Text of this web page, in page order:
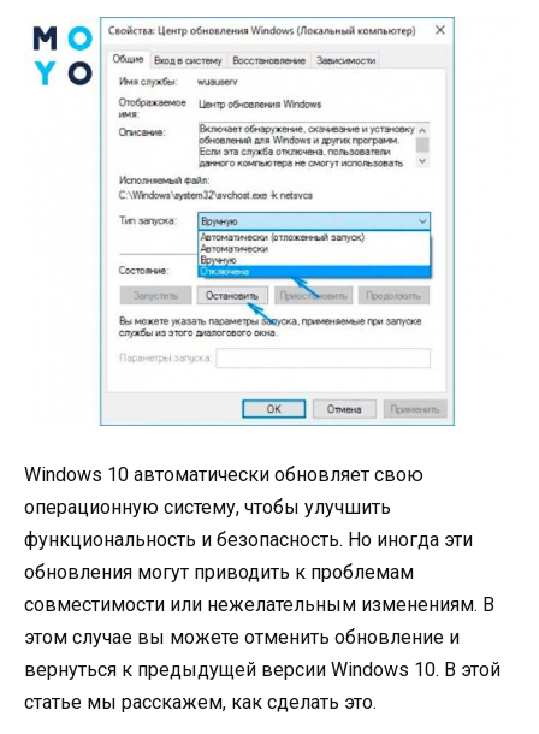
Windows 10 автоматически обновляет свою
операционную систему, чтобы улучшить
функциональность и безопасность. Но иногда эти
обновления могут приводить к проблемам
совместимости или нежелательным изменениям. В
этом случае вы можете отменить обновление и
вернуться к предыдущей версии Windows 10. В этой
статье мы расскажем, как сделать это.